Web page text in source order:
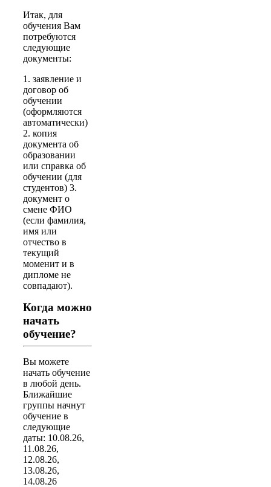
Итак, для
обучения Вам
потребуются
следующие
документы:
1. заявление и
договор об
обучении
(оформляются
автоматически)
2. копия
документа об
образовании
или справка об
обучении (для
студентов) 3.
документ о
смене ФИО
(если фамилия,
имя или
отчество в
текущий
моменит и в
дипломе не
совпадают).
Когда можно
начать
обучение?
Вы можете
начать обучение
в любой день.
Ближайшие
группы начнут
обучение в
следующие
даты: 10.08.26,
11.08.26,
12.08.26,
13.08.26,
14.08.26